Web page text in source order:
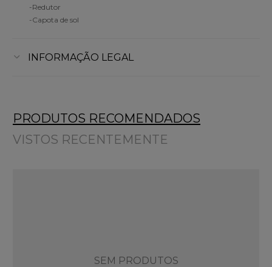
-Redutor
-Capota de sol
INFORMAÇÃO LEGAL
PRODUTOS RECOMENDADOS
VISTOS RECENTEMENTE
SEM PRODUTOS